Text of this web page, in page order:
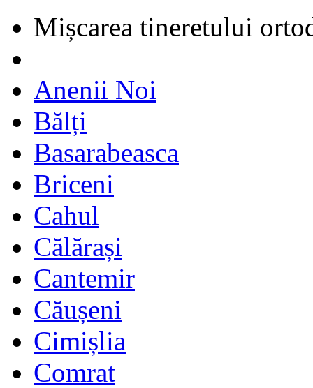
Mișcarea tineretului
Anenii Noi
Bălți
Basarabeasca
Briceni
Cahul
Călărași
Cantemir
Căușeni
Cimișlia
Comrat